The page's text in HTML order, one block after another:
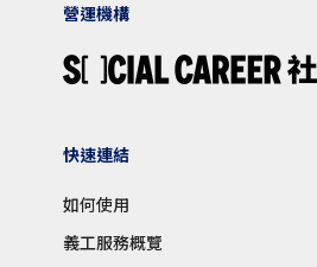
營運機構
快速連結
如何使用
義工服務概覽